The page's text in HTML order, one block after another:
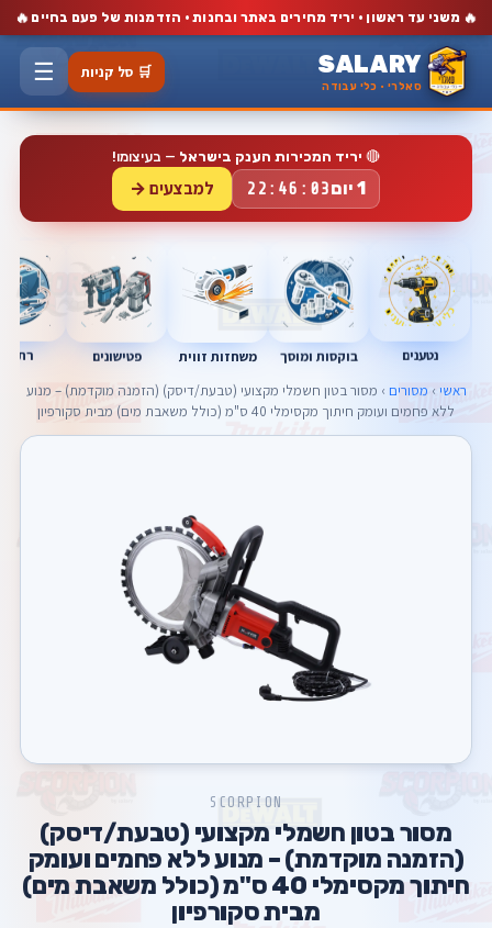
🔥 משני עד ראשון · יריד מחירים באתר ובחנות · הזדמנות של פעם בחיים 🔥
SALARY
סאלרי · כלי עבודה
🛒 סל קניות ☰
🔴 יריד המכירות הענק בישראל — בעיצומו!
1 יום 22:46:02 למבצעים →
נטענים בוקסות ומוסך משחזות זווית פטישונים
ראשי › מסורים › מסור בטון חשמלי מקצועי (טבעת/דיסק) (הזמנה מוקדמת) – מנוע
ללא פחמים ועומק חיתוך מקסימלי 40 ס"מ (כולל משאבת מים) מבית סקורפיון
SCORPION
מסור בטון חשמלי מקצועי (טבעת/דיסק)
(הזמנה מוקדמת) – מנוע ללא פחמים ועומק
חיתוך מקסימלי 40 ס"מ (כולל משאבת מים)
מבית סקורפיון